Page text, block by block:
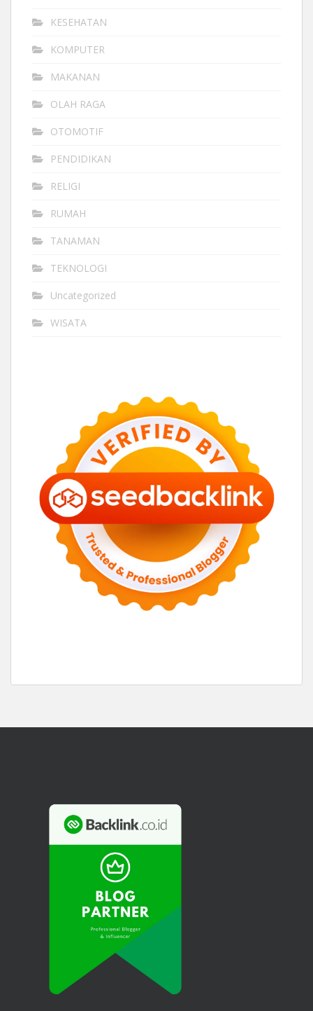
KESEHATAN
KOMPUTER
MAKANAN
OLAH RAGA
OTOMOTIF
PENDIDIKAN
RELIGI
RUMAH
TANAMAN
TEKNOLOGI
Uncategorized
WISATA